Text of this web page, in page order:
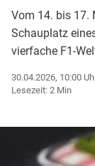
Vom 14. bis 17.
Schauplatz
vierfache F1-
30.04.2026, 10:00
Lesezeit: 2 Min